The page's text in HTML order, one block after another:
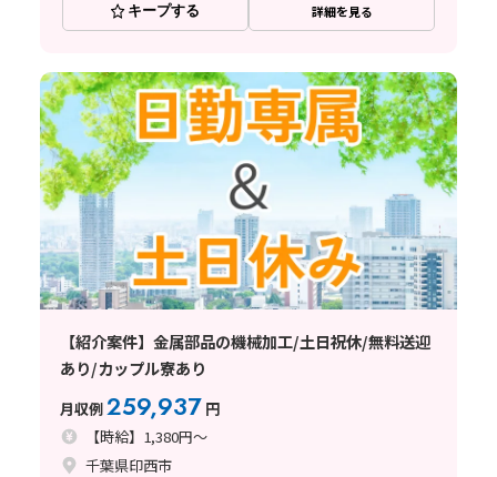
キープする 詳細を見る
【紹介案件】金属部品の機械加工/土日祝休/無料送迎
あり/カップル寮あり
月収例259,937 円
【時給】1,380円～
千葉県印西市